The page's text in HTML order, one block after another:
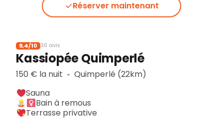
Réserver maintenant
9,4/10 30 avis
Kassiopée Quimperlé
150 € la nuit ▪︎ Quimperlé (22km)
Sauna
Bain à remous
Terrasse privative